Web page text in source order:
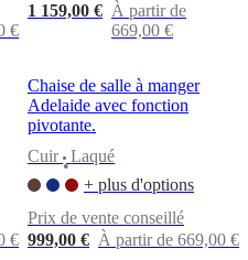
€
1 159,00 € À partir de
669,00 €
€
Chaise de salle à manger
Adelaide avec fonction
pivotante.
Cuir
•
Laqué
+ plus d'options
Prix de vente conseillé
999,00 € À partir de 669,00 €